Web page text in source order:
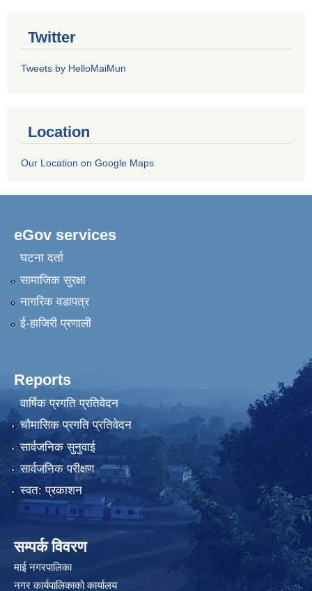
Twitter
Tweets by HelloMaiMun
Location
Our Location on Google Maps
eGov services
घटना दर्ता
सामाजिक सुरक्षा
नागरिक वडापत्र
ई-हाजिरी प्रणाली
Reports
वार्षिक प्रगति प्रतिवेदन
चौमासिक प्रगति प्रतिवेदन
सार्वजनिक सुनुवाई
सार्वजनिक परीक्षण
स्वत: प्रकाशन
सम्पर्क विवरण
माई नगरपालिका
नगर कार्यपालिकाको कार्यालय